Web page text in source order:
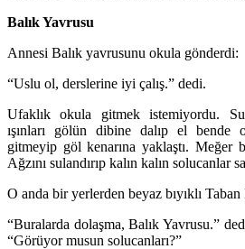
Balık Yavrusu
Annesi Balık yavrusunu okula gönderdi:
“Uslu ol, derslerine iyi çalış.” dedi.
Ufaklık okula gitmek istemiyordu.
ışınları gölün dibine dalıp el bende
gitmeyip göl kenarına yaklaştı. Meğer
Ağzını sulandırıp kalın kalın solucanlar
O anda bir yerlerden beyaz bıyıklı Taban
“Buralarda dolaşma, Balık Yavrusu.”
“Görüyor musun solucanları?”